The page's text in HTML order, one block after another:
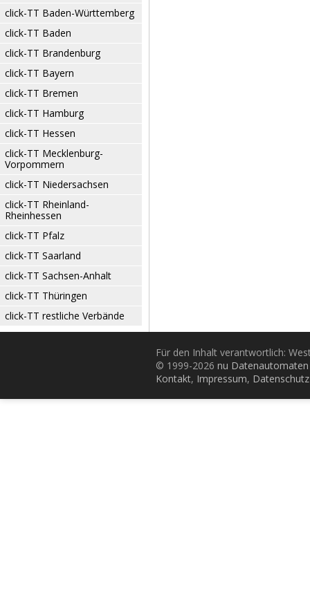
click-TT Baden-Württemberg
click-TT Baden
click-TT Brandenburg
click-TT Bayern
click-TT Bremen
click-TT Hamburg
click-TT Hessen
click-TT Mecklenburg-
Vorpommern
click-TT Niedersachsen
click-TT Rheinland-
Rheinhessen
click-TT Pfalz
click-TT Saarland
click-TT Sachsen-Anhalt
click-TT Thüringen
click-TT restliche Verbände
Für den Inhalt verantwortlich:
© 1999-2026 nu
Kontakt, Impressum, Datenschutz